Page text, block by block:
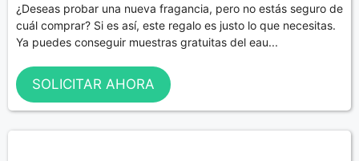
¿Deseas probar una nueva fragancia, pero no estás seguro de
cuál comprar? Si es así, este regalo es justo lo que necesitas.
Ya puedes conseguir muestras gratuitas del eau...
SOLICITAR AHORA